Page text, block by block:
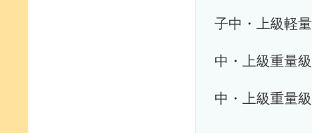
子中・上級軽
中・上級重量
中・上級重量